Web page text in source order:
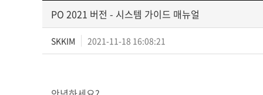
PO 2021 버전 - 시스템 가이드 매뉴얼
SKKIM 2021-11-18 16:08:21